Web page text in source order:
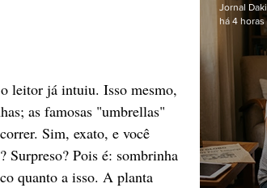
leitor já intuiu. Isso mesmo,
as famosas "umbrellas"
Sim, exato, e você
Surpreso? Pois é: sombrinha
quanto a isso. A planta
Jornal Daki
há 4 horas